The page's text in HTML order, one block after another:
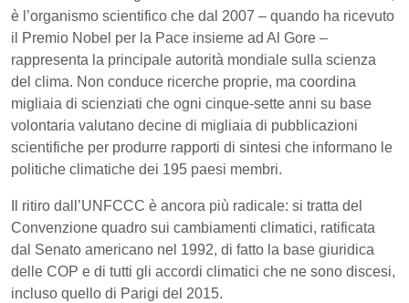
è l’organismo scientifico che dal 2007 – quando ha ricevuto
il Premio Nobel per la Pace insieme ad Al Gore –
rappresenta la principale autorità mondiale sulla scienza
del clima. Non conduce ricerche proprie, ma coordina
migliaia di scienziati che ogni cinque-sette anni su base
volontaria valutano decine di migliaia di pubblicazioni
scientifiche per produrre rapporti di sintesi che informano le
politiche climatiche dei 195 paesi membri.
Il ritiro dall’UNFCCC è ancora più radicale: si tratta del
Convenzione quadro sui cambiamenti climatici, ratificata
dal Senato americano nel 1992, di fatto la base giuridica
delle COP e di tutti gli accordi climatici che ne sono discesi,
incluso quello di Parigi del 2015.